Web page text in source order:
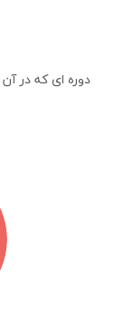
دوره ای که در